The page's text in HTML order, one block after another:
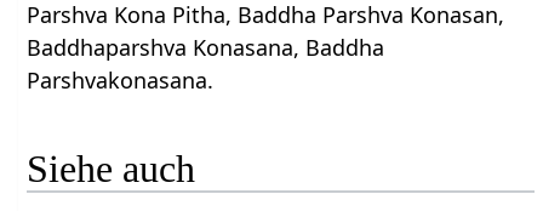
Parshva Kona Pitha, Baddha Parshva Konasan,
Baddhaparshva Konasana, Baddha
Parshvakonasana.
Siehe auch